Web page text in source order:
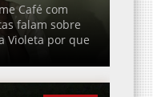
Café com
falam sobre
Violeta por que